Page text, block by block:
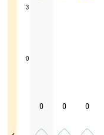
3
0
0 0 0